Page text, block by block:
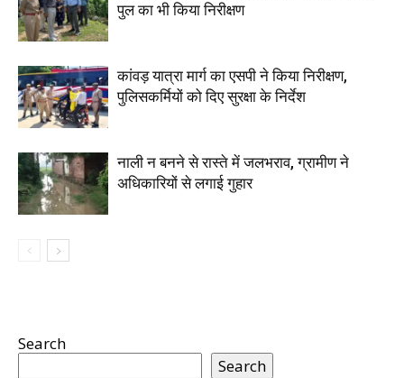
पुल का भी किया निरीक्षण
कांवड़ यात्रा मार्ग का एसपी ने किया निरीक्षण,
पुलिसकर्मियों को दिए सुरक्षा के निर्देश
नाली न बनने से रास्ते में जलभराव, ग्रामीण ने
अधिकारियों से लगाई गुहार
Search
Search